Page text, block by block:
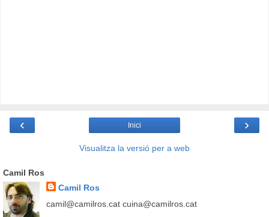
‹ ›
Inici
Visualitza la versió per a web
Camil Ros
Camil Ros
camil@camilros.cat cuina@camilros.cat